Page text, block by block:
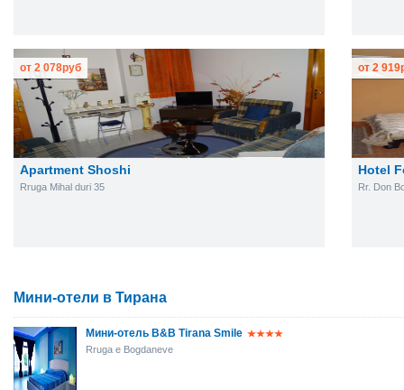
Apartment Shoshi
Rruga Mihal duri 35
от 2 078руб
Hotel
Rr. Don
от 2 919
Мини-отели в Тирана
Мини-отель B&B Tirana Smile
Rruga e Bogdaneve